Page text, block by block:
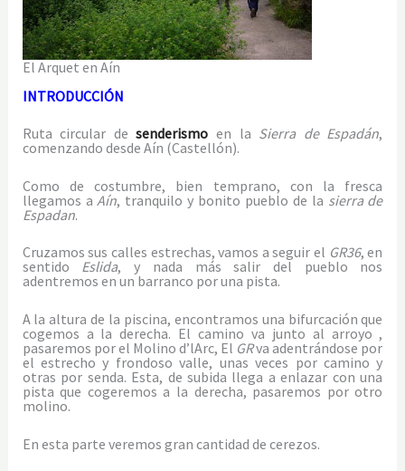
El Arquet en Aín
INTRODUCCIÓN
Ruta circular desenderismo en la Sierrade Espadán,
comenzando desde Aín (Castellón).
Como de costumbre, bien temprano, con la fresca
llegamos a Aín, tranquilo y bonito pueblo de la sierra de
Espadan.
Cruzamos sus calles estrechas, vamos a seguir el GR36, en
sentido Eslida, y nada más salir del pueblo nos
adentremos en un barranco por una pista.
A la altura de la piscina, encontramos una bifurcación que
cogemos a la derecha. El camino va junto al arroyo ,
pasaremos por el Molino d’lArc, El GRva adentrándose por
el estrecho y frondoso valle, unas veces por camino y
otras por senda. Esta, de subida llega a enlazar con una
pista que cogeremos a la derecha, pasaremos por otro
molino.
En esta parte veremos gran cantidad de cerezos.